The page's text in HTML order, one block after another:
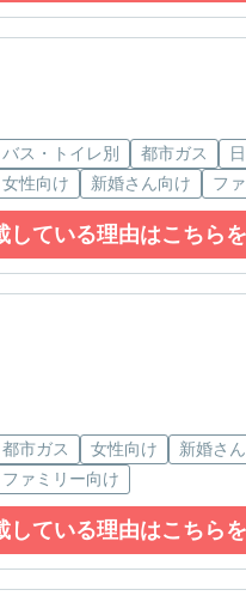
バス・トイレ別 都市ガス
女性向け
新婚さん向け フ
している理由はこちら
都市ガス 女性向け
新婚さ
ファミリー向け
している理由はこちら